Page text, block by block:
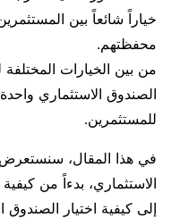
خياراً شائعاً بين
محفظتهم.
من بين الخيارات
الصندوق الاستثماري
للمستثمرين.
في هذا المقال،
الاستثماري، بدءاً من
إلى كيفية اختيار